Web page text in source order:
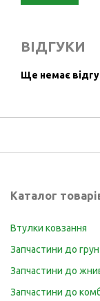
ВІДГУКИ
Ще немає
Каталог
Втулки ковзання
Запчастини до
Запчастини до
Запчастини до